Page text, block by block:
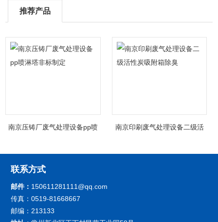
推荐产品
南京压铸厂废气处理设备pp喷
南京印刷废气处理设备二级活
联系方式
邮件： 150611281111@qq.com
传真：0519-81668667
邮编：213133